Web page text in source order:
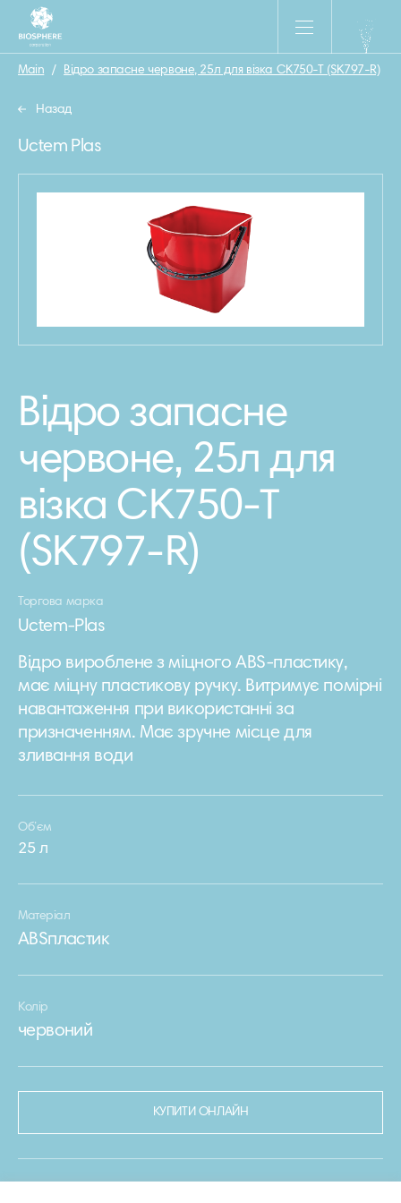
Main / Відро запасне червоне, 25л для візка CK750-T (SK797-R)
Назад
Uctem Plas
Відро запасне
червоне, 25л для
візка CK750-T
(SK797-R)
Торгова марка
Uctem-Plas
Відро вироблене з міцного ABS-пластику,
має міцну пластикову ручку. Витримує помірні
навантаження при використанні за
призначенням. Має зручне місце для
зливання води
Об’єм
25 л
Матеріал
ABSпластик
Колір
червоний
КУПИТИ ОНЛАЙН